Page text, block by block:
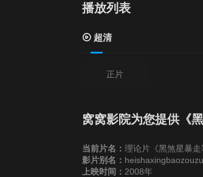
播放列表
超清
正片
窝窝影院为您提供《
当前片名： 理论片《黑煞星暴走
影片别名：
上映时间： 2008年